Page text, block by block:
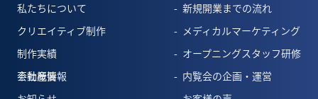
私たちについて
クリエイティブ制作
制作実績
会社概要
新規開業までの流れ
メディカルマーケティング
オープニングスタッフ研修
内覧会の企画・運営
不動産情報